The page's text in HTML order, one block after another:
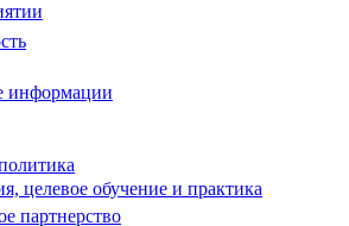
информации
целевое обучение и практика
партнерство